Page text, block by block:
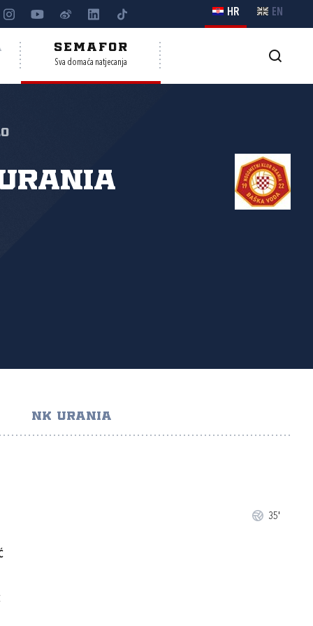
HR EN
SEMAFOR
Sva domaća natjecanja
NK URANIA
35'